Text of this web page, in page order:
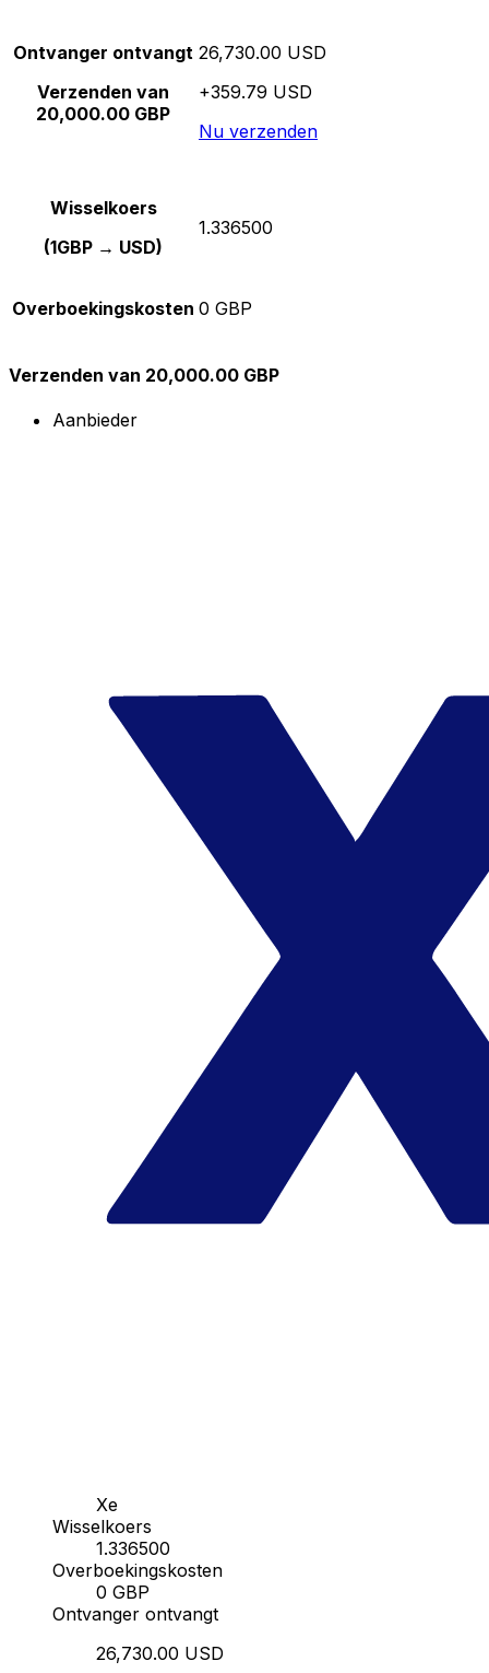
Ontvanger ontvangt
Verzenden van
20,000.00 GBP
26,730.00 USD
+359.79 USD
Nu verzenden
Wisselkoers
(1GBP → USD)
1.336500
Overboekingskosten 0 GBP
Verzenden van 20,000.00 GBP
Aanbieder
Xe
Wisselkoers
1.336500
Overboekingskosten
0 GBP
Ontvanger ontvangt
26,730.00 USD